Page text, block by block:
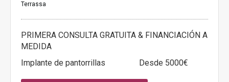
Terrassa
PRIMERA CONSULTA GRATUITA & FINANCIACIÓN A
MEDIDA
Implante de pantorrillas
Desde 5000€